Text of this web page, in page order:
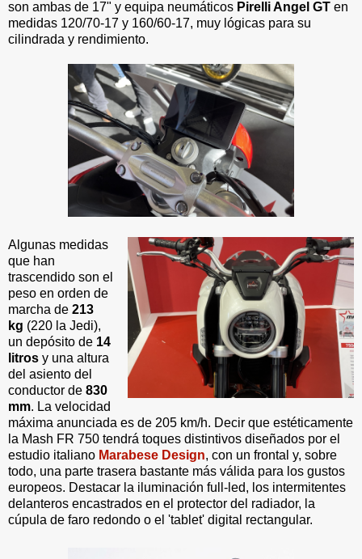
son ambas de 17" y equipa neumáticos Pirelli Angel GT en
medidas 120/70-17 y 160/60-17, muy lógicas para su
cilindrada y rendimiento.
Algunas medidas
que han
trascendido son el
peso en orden de
marcha de 213
kg (220 la Jedi),
un depósito de 14
litros y una altura
del asiento del
conductor de 830
mm. La velocidad
máxima anunciada es de 205 km/h. Decir que estéticamente
la Mash FR 750 tendrá toques distintivos diseñados por el
estudio italiano Marabese Design, con un frontal y, sobre
todo, una parte trasera bastante más válida para los gustos
europeos. Destacar la iluminación full-led, los intermitentes
delanteros encastrados en el protector del radiador, la
cúpula de faro redondo o el 'tablet' digital rectangular.